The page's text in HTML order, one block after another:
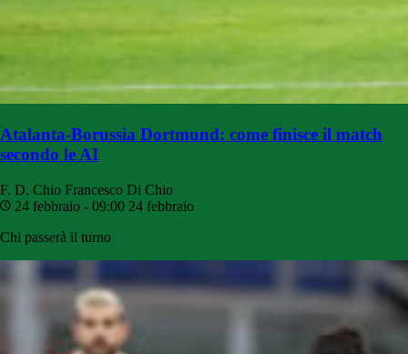
Atalanta-Borussia Dortmund: come finisce il match
secondo le AI
F. D. Chio Francesco Di Chio
24 febbraio - 09:00 24 febbraio
Chi passerà il turno